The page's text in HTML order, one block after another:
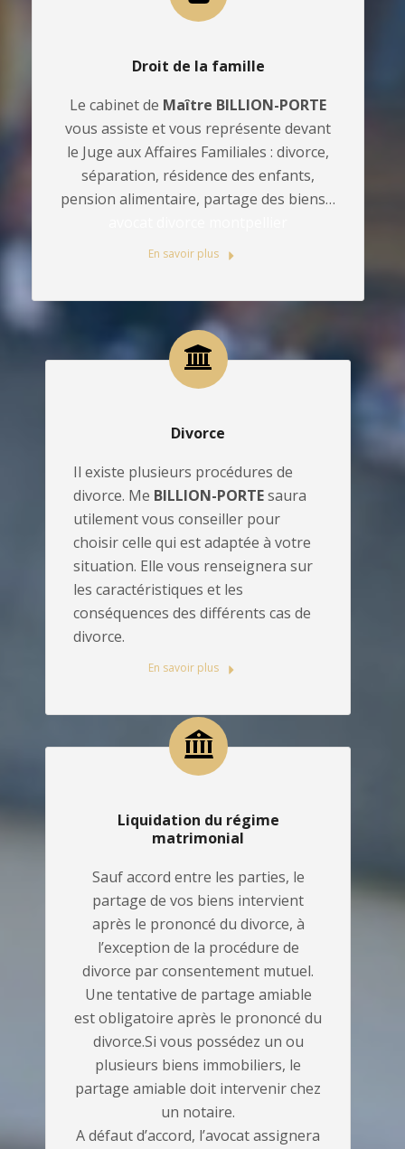
Droit de la famille
Le cabinet de Maître BILLION-PORTE
vous assiste et vous représente devant
le Juge aux Affaires Familiales : divorce,
séparation, résidence des enfants,
pension alimentaire, partage des biens…
En savoir plus
Divorce
Il existe plusieurs procédures de
divorce. Me BILLION-PORTEsaura
utilement vous conseiller pour
choisir celle qui est adaptée à votre
situation. Elle vous renseignera sur
les caractéristiques et les
conséquences des différents cas de
divorce.
En savoir plus
Liquidation du régime
matrimonial
Sauf accord entre les parties, le
partage de vos biens intervient
après le prononcé du divorce, à
l’exception de la procédure de
divorce par consentement mutuel.
Une tentative de partage amiable
est obligatoire après le prononcé du
divorce.Si vous possédez un ou
plusieurs biens immobiliers, le
partage amiable doit intervenir chez
un notaire.
A défaut d’accord, l’avocat assignera